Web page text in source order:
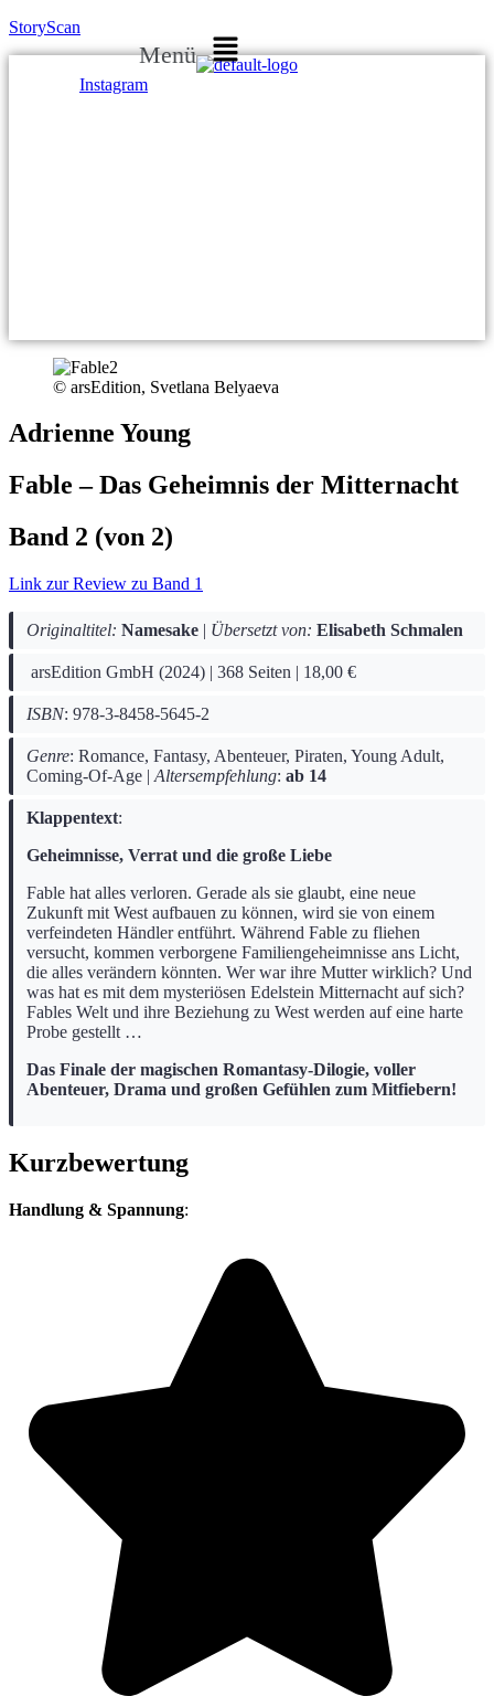
StoryScan
Menü
Instagram
© arsEdition, Svetlana Belyaeva
Adrienne Young
Fable – Das Geheimnis der Mitternacht
Band 2 (von 2)
Link zur Review zu Band 1
Originaltitel: Namesake | Übersetzt von: Elisabeth Schmalen
arsEdition GmbH (2024) | 368 Seiten | 18,00 €
ISBN: 978-3-8458-5645-2
Genre: Romance, Fantasy, Abenteuer, Piraten, Young Adult,
Coming-Of-Age | Altersempfehlung: ab 14
Klappentext:
Geheimnisse, Verrat und die große Liebe
Fable hat alles verloren. Gerade als sie glaubt, eine neue
Zukunft mit West aufbauen zu können, wird sie von einem
verfeindeten Händler entführt. Während Fable zu fliehen
versucht, kommen verborgene Familiengeheimnisse ans Licht,
die alles verändern könnten. Wer war ihre Mutter wirklich? Und
was hat es mit dem mysteriösen Edelstein Mitternacht auf sich?
Fables Welt und ihre Beziehung zu West werden auf eine harte
Probe gestellt …
Das Finale der magischen Romantasy-Dilogie, voller
Abenteuer, Drama und großen Gefühlen zum Mitfiebern!
Kurzbewertung
Handlung & Spannung: